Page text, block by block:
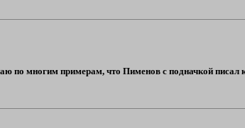
по многим примерам, что Пименов с подначкой